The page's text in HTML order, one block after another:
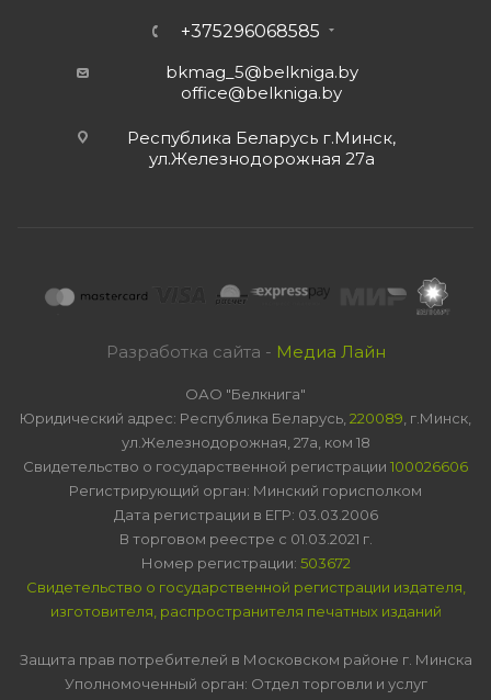
+375296068585
bkmag_5@belkniga.by
office@belkniga.by
Республика Беларусь г.Минск,
ул.Железнодорожная 27а
Разработка сайта - Медиа Лайн
ОАО "Белкнига"
Юридический адрес: Республика Беларусь, 220089 , г.Минск,
ул.Железнодорожная, 27а, ком 18
Свидетельство о государственной регистрации 100026606
Регистрирующий орган: Минский горисполком
Дата регистрации в ЕГР: 03.03.2006
В торговом реестре с 01.03.2021 г.
Номер регистрации: 503672
Свидетельство о государственной регистрации издателя,
изготовителя, распространителя печатных изданий
Защита прав потребителей в Московском районе г. Минска
Уполномоченный орган: Отдел торговли и услуг